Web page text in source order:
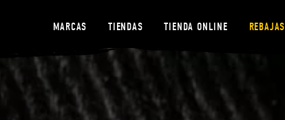
MARCAS TIENDAS TIENDA ONLINE REBAJAS